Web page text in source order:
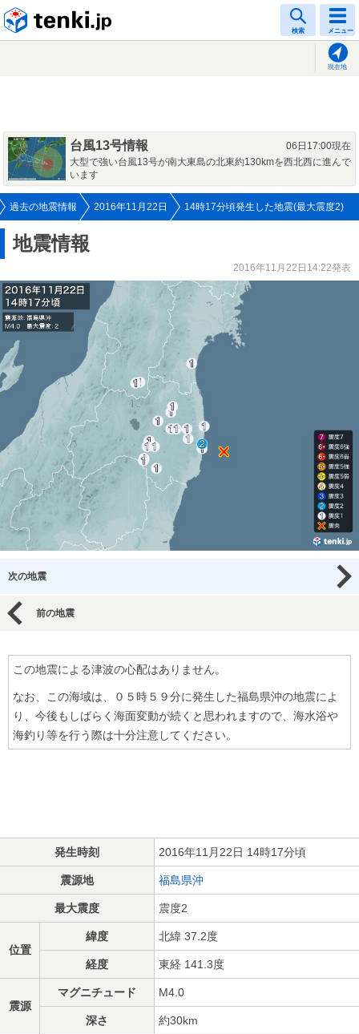
検索 メニュー
現在地
台風13号情報
06日17:00現在
大型で強い台風13号が南大東島の北東約130kmを西北西に進んで
います
過去の地震情報 2016年11月22日 14時17分頃発生した地震(最大震度2)
地震情報
2016年11月22日14:22発表
次の地震
前の地震
この地震による津波の心配はありません。
なお、この海域は、０５時５９分に発生した福島県沖の地震によ
り、今後もしばらく海面変動が続くと思われますので、海水浴や
海釣り等を行う際は十分注意してください。
発生時刻 2016年11月22日 14時17分頃
震源地 福島県沖
最大震度 震度2
位置
緯度 北緯 37.2度
経度 東経 141.3度
震源
マグニチュード M4.0
深さ 約30km